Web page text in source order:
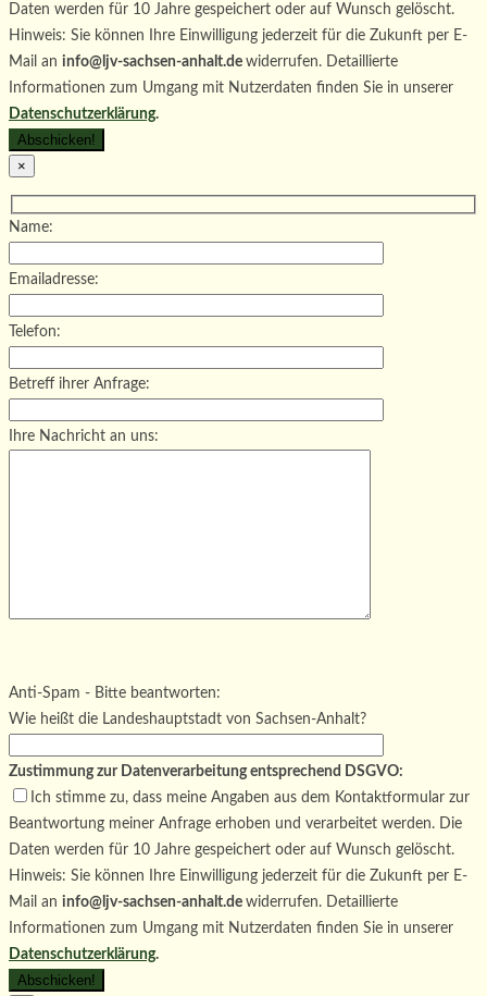
Daten werden für 10 Jahre gespeichert oder auf Wunsch gelöscht.
Hinweis: Sie können Ihre Einwilligung jederzeit für die Zukunft per E-
Mail an info@ljv-sachsen-anhalt.de widerrufen. Detaillierte
Informationen zum Umgang mit Nutzerdaten finden Sie in unserer
Datenschutzerklärung.
×
Name:
Emailadresse:
Telefon:
Betreff ihrer Anfrage:
Ihre Nachricht an uns:
Bitte lasse dieses Feld leer.
Anti-Spam - Bitte beantworten:
Wie heißt die Landeshauptstadt von Sachsen-Anhalt?
Zustimmung zur Datenverarbeitung entsprechend DSGVO:
Ich stimme zu, dass meine Angaben aus dem Kontaktformular zur
Beantwortung meiner Anfrage erhoben und verarbeitet werden. Die
Daten werden für 10 Jahre gespeichert oder auf Wunsch gelöscht.
Hinweis: Sie können Ihre Einwilligung jederzeit für die Zukunft per E-
Mail an info@ljv-sachsen-anhalt.de widerrufen. Detaillierte
Informationen zum Umgang mit Nutzerdaten finden Sie in unserer
Datenschutzerklärung.